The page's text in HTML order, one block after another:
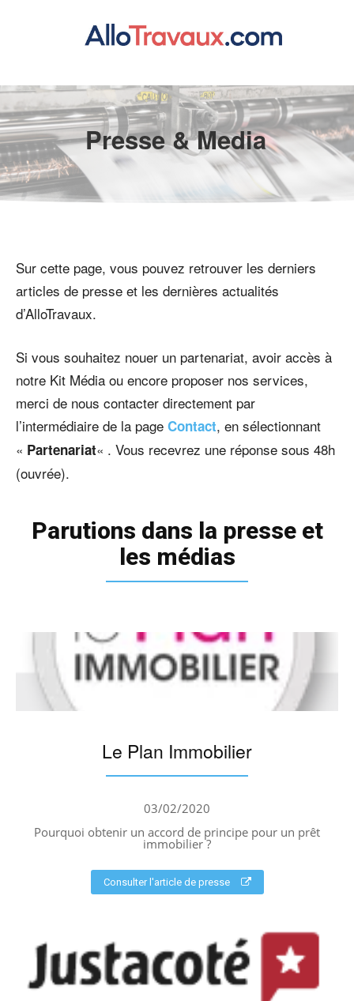
Presse & Media
Sur cette page, vous pouvez retrouver les derniers
articles de presse et les dernières actualités
d’AlloTravaux.
Si vous souhaitez nouer un partenariat, avoir accès à
notre Kit Média ou encore proposer nos services,
merci de nous contacter directement par
l’intermédiaire de la page Contact, en sélectionnant
« Partenariat« . Vous recevrez une réponse sous 48h
(ouvrée).
Parutions dans la presse et
les médias
Le Plan Immobilier
03/02/2020
Pourquoi obtenir un accord de principe pour un prêt
immobilier ?
Consulter l'article de presse